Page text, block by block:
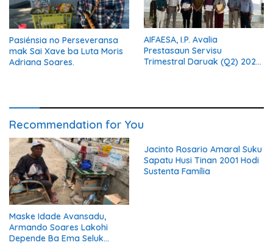
Pasiénsia no Perseveransa
mak Sai Xave ba Luta Moris
Adriana Soares.
AIFAESA, I.P. Avalia
Prestasaun Servisu
Trimestral Daruak (Q2) 2026
Recommendation for You
Maske Idade Avansadu,
Armando Soares Lakohi
Depende Ba Ema Seluk
Jacinto Rosario Amaral Suku
Sapatu Husi Tinan 2001 Hodi
Sustenta Família